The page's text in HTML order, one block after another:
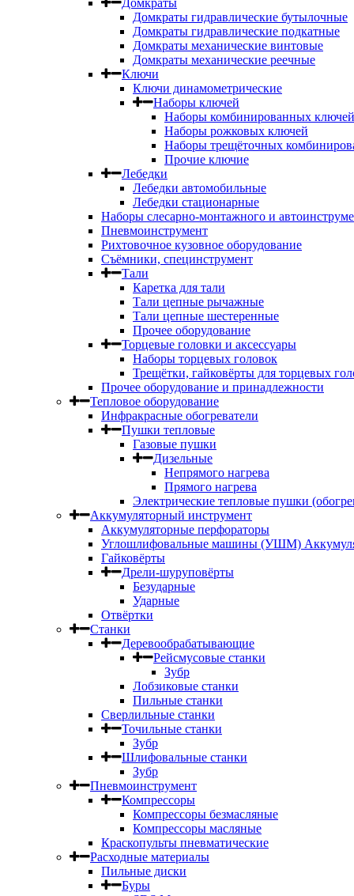
Домкраты
Домкраты гидравлические бутылочные
Домкраты гидравлические подкатные
Домкраты механические винтовые
Домкраты механические реечные
Ключи
Ключи динамометрические
Наборы ключей
Наборы комбинированных ключей
Наборы рожковых ключей
Наборы трещёточных
Прочие ключие
Лебедки
Лебедки автомобильные
Лебедки стационарные
Наборы слесарно-монтажного и
Пневмоинструмент
Рихтовочное кузовное оборудование
Съёмники, специнструмент
Тали
Каретка для тали
Тали цепные рычажные
Тали цепные шестеренные
Прочее оборудование
Торцевые головки и аксессуары
Наборы торцевых головок
Трещётки, гайковёрты для торцевых
Прочее оборудование и принадлежности
Тепловое оборудование
Инфракрасные обогреватели
Пушки тепловые
Газовые пушки
Дизельные
Непрямого нагрева
Прямого нагрева
Электрические тепловые пушки
Аккумуляторный инструмент
Аккумуляторные перфораторы
Углошлифовальные машины (УШМ)
Гайковёрты
Дрели-шуруповёрты
Безударные
Ударные
Отвёртки
Станки
Деревообрабатывающие
Рейсмусовые станки
Зубр
Лобзиковые станки
Пильные станки
Сверлильные станки
Точильные станки
Зубр
Шлифовальные станки
Зубр
Пневмоинструмент
Компрессоры
Компрессоры безмасляные
Компрессоры масляные
Краскопульты пневматические
Расходные материалы
Пильные диски
Буры